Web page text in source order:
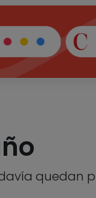
quedan